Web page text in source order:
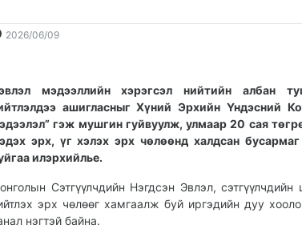
2026/06/092026-
14:35:57
2026-
22:44:26
мэдээллийн хэрэгсэл нийтийн албан
ашигласныг Хүний Эрхийн Үндэсний
гэж мушгин гуйвуулж, улмаар 20 сая
эрх, үг хэлэх эрх чөлөөнд халдсан
илэрхийлье.
Сэтгүүлчдийн Нэгдсэн Эвлэл, сэтгүүлчдийн
эрх чөлөөг хамгаалж буй иргэдийн дуу
нэгтэй байна.